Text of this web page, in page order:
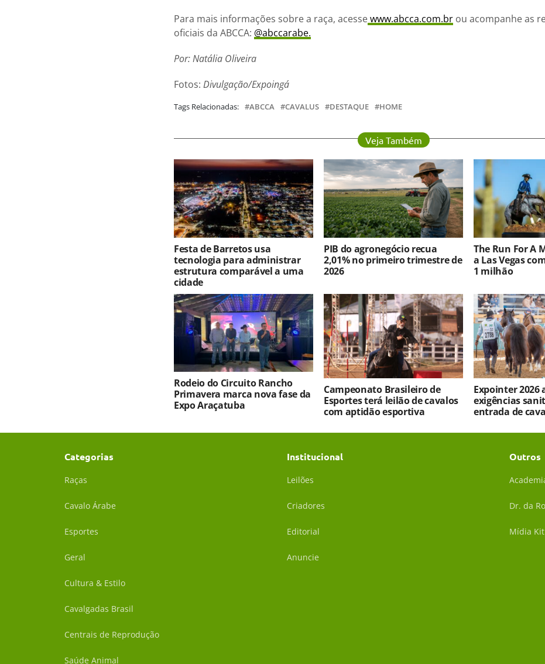
Para mais informações sobre a raça, acessewww.abcca.com.br ou acompanhe as
oficiais da ABCCA: @abccarabe.
Por: Natália Oliveira
Fotos: Divulgação/Expoingá
Tags Relacionadas: ABCCA CAVALUS DESTAQUE HOME
Veja Também
Festa de Barretos usa
tecnologia para administrar
estrutura comparável a uma
cidade
PIB do agronegócio recua
2,01% no primeiro trimestre de
2026
The Run For A
a Las Vegas
1 milhão
Rodeio do Circuito Rancho
Primavera marca nova fase da
Expo Araçatuba
Campeonato Brasileiro de
Esportes terá leilão de cavalos
com aptidão esportiva
Expointer 2026
exigências
entrada de
Categorias
Raças
Cavalo Árabe
Esportes
Geral
Cultura & Estilo
Cavalgadas Brasil
Centrais de Reprodução
Saúde Animal
Institucional
Leilões
Criadores
Editorial
Anuncie
Outros
Dr. da
Mídia Kit